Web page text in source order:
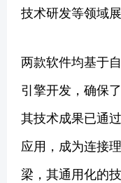
技术研发等领域
两款软件均基于
引擎开发，确保
其技术成果已通
应用，成为连接
梁，其通用化的